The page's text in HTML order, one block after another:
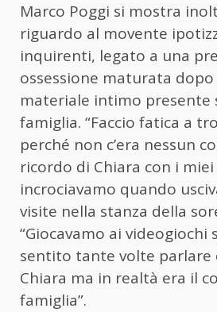
Marco Poggi si mostra
riguardo al movente
inquirenti, legato a una
ossessione maturata
materiale intimo presente
famiglia. “Faccio fatica a
perché non c’era nessun
ricordo di Chiara con i
incrociavamo quando
visite nella stanza della
“Giocavamo ai
sentito tante volte parlare
Chiara ma in realtà era il
famiglia”.